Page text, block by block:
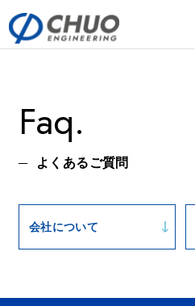
Faq.
よくあるご質問
会社について